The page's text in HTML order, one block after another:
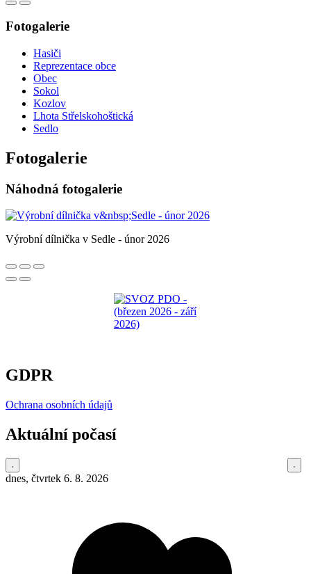
Fotogalerie
Hasiči
Reprezentace obce
Obec
Sokol
Kozlov
Lhota Střelskohoštická
Sedlo
Fotogalerie
Náhodná fotogalerie
Výrobní dílnička v Sedle - únor 2026
GDPR
Ochrana osobních údajů
Aktuální počasí
dnes, čtvrtek 6. 8. 2026